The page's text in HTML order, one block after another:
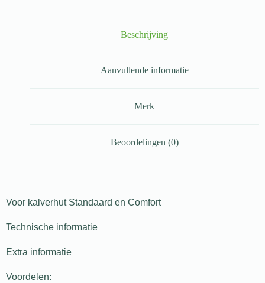
Beschrijving
Aanvullende informatie
Merk
Beoordelingen (0)
Voor kalverhut Standaard en Comfort
Technische informatie
Extra informatie
Voordelen: